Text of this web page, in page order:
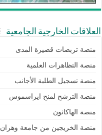
العلاقات الخارجية الجامعية
منصة تربصات قصيرة المدى
منصة التظاهرات العلمية
منصة تسجيل الطلبة الأجانب
منصة الترشح لمنح ايراسموس
منصة الهاكاثون
منصة الخريجين من جامعة وهران1